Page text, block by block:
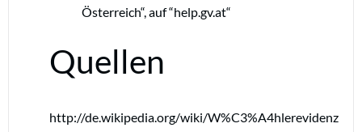
Österreich“, auf “help.gv.at“
Quellen
http://de.wikipedia.org/wiki/W%C3%A4hlerevidenz